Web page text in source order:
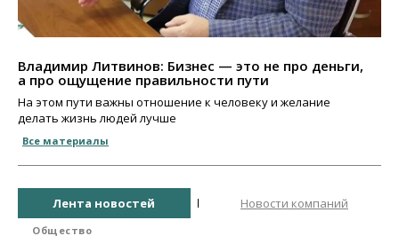
Владимир Литвинов: Бизнес — это не про деньги,
а про ощущение правильности пути
На этом пути важны отношение к человеку и желание
делать жизнь людей лучше
Все материалы
Лента новостей Новости компаний
Общество